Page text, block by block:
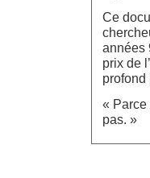
Ce
années
prix de
profond
« Parce
pas. »